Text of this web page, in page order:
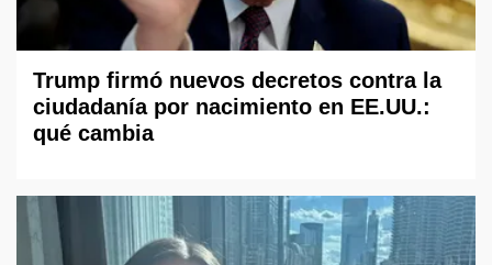
Trump firmó nuevos decretos contra la
ciudadanía por nacimiento en EE.UU.:
qué cambia